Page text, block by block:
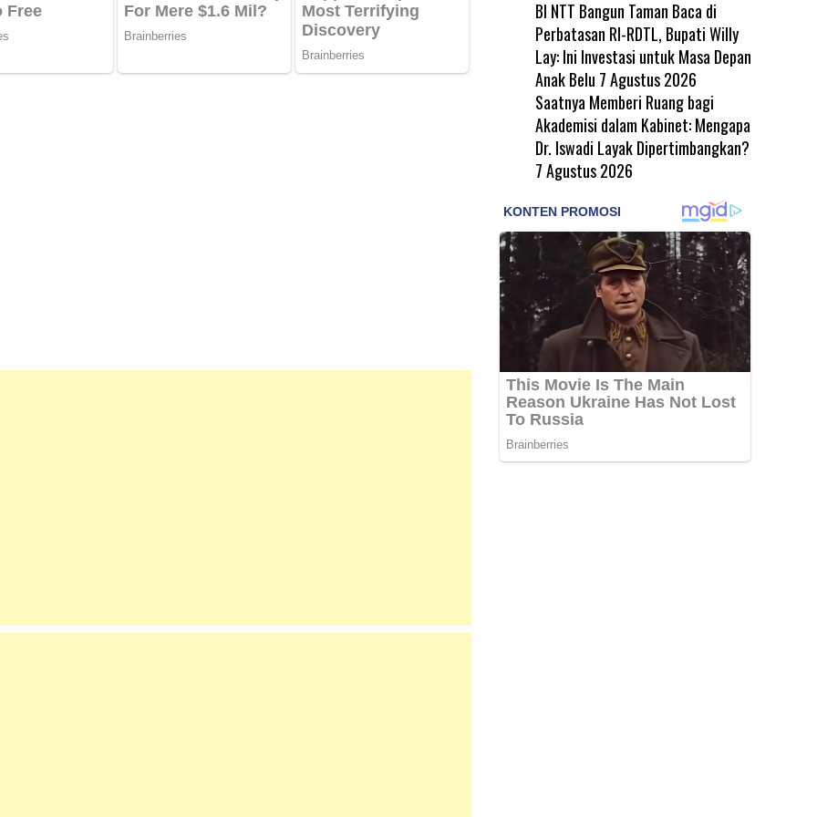
BI NTT Bangun Taman Baca di
Perbatasan RI-RDTL, Bupati Willy
Lay: Ini Investasi untuk Masa Depan
Anak Belu 7 Agustus 2026
Saatnya Memberi Ruang bagi
Akademisi dalam Kabinet: Mengapa
Dr. Iswadi Layak Dipertimbangkan?
7 Agustus 2026